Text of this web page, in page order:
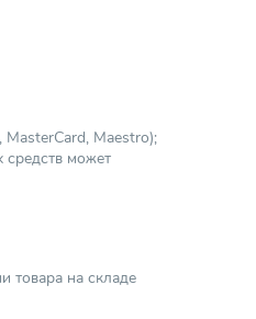
Maestro);
средств может
товара на складе